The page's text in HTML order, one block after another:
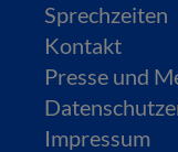
Sprechzeiten
Kontakt
Presse und
Impressum